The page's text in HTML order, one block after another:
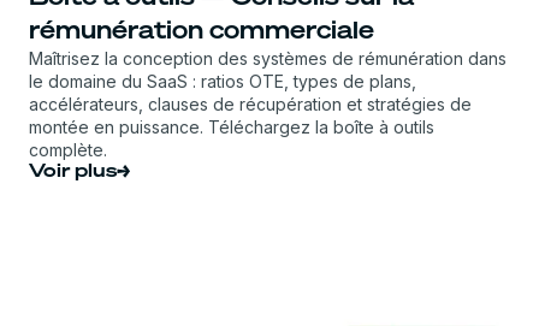
rémunération commerciale
Maîtrisez la conception des systèmes de rémunération dans
le domaine du SaaS : ratios OTE, types de plans,
accélérateurs, clauses de récupération et stratégies de
montée en puissance. Téléchargez la boîte à outils
complète.
Voir plus